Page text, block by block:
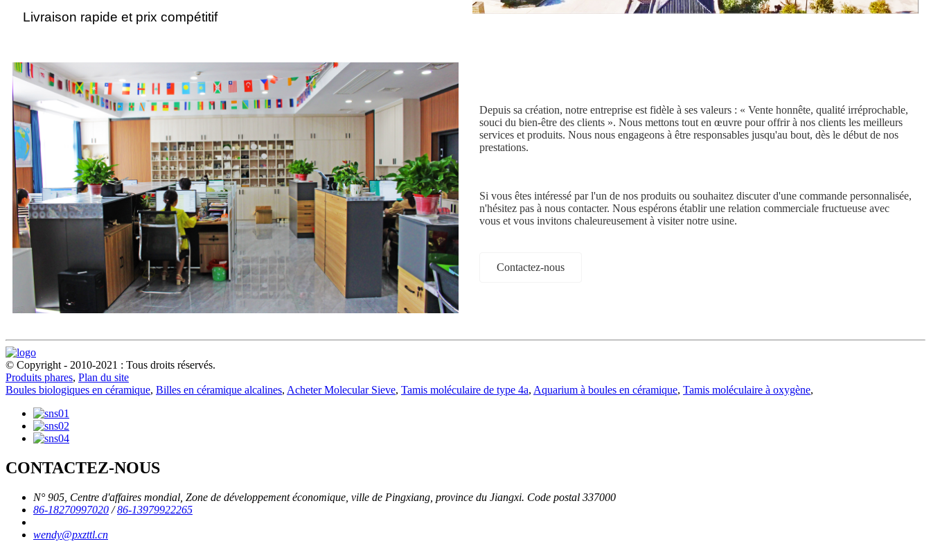
Livraison rapide et prix compétitif
Depuis sa création, notre entreprise est fidèle à ses valeurs : « Vente honnête, qualité irréprochable,
souci du bien-être des clients ». Nous mettons tout en œuvre pour offrir à nos clients les meilleurs
services et produits. Nous nous engageons à être responsables jusqu'au bout, dès le début de nos
prestations.
Si vous êtes intéressé par l'un de nos produits ou souhaitez discuter d'une commande personnalisée,
n'hésitez pas à nous contacter. Nous espérons établir une relation commerciale fructueuse avec
vous et vous invitons chaleureusement à visiter notre usine.
Contactez-nous
© Copyright - 2010-2021 : Tous droits réservés.
Produits phares, Plan du site
Boules biologiques en céramique, Billes en céramique alcalines, Acheter Molecular Sieve, Tamis moléculaire de type 4a, Aquarium à boules en céramique, Tamis moléculaire à oxygène,
CONTACTEZ-NOUS
N° 905, Centre d'affaires mondial, Zone de développement économique, ville de Pingxiang, province du Jiangxi. Code postal 337000
86-18270997020 /86-13979922265
wendy@pxzttl.cn